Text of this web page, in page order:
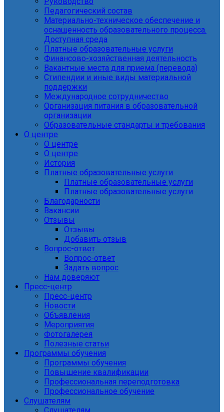
Педагогический состав
Материально-техническое обеспечение и
оснащенность образовательного процесса.
Доступная среда
Платные образовательные услуги
Финансово-хозяйственная деятельность
Вакантные места для приема (перевода)
Стипендии и иные виды материальной
поддержки
Международное сотрудничество
Организация питания в образовательной
организации
Образовательные стандарты и требования
О центре
О центре
О центре
История
Платные образовательные услуги
Платные образовательные услуги
Платные образовательные услуги
Благодарности
Вакансии
Отзывы
Отзывы
Добавить отзыв
Вопрос-ответ
Вопрос-ответ
Задать вопрос
Нам доверяют
Пресс-центр
Пресс-центр
Новости
Объявления
Мероприятия
Фотогалерея
Полезные статьи
Программы обучения
Программы обучения
Повышение квалификации
Профессиональная переподготовка
Профессиональное обучение
Слушателям